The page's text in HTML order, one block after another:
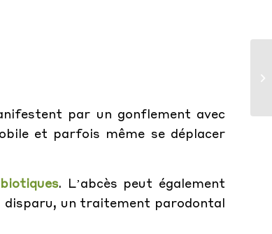
par un gonflement avec
et parfois même se déplacer
. L’abcès peut également
un traitement parodontal